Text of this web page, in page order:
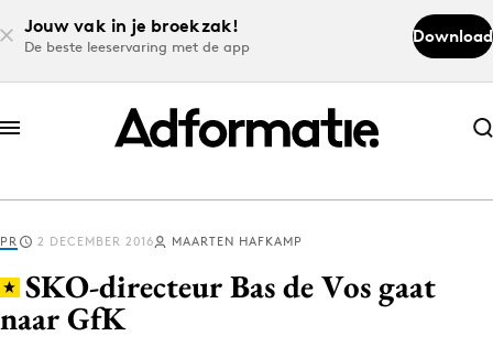
Jouw vak in je broekzak!
De beste leeservaring met de app
Download
Abonneer nu
Abonneer nu
Log in
PR 2 DECEMBER 2016 MAARTEN HAFKAMP
SKO-directeur Bas de Vos gaat
naar GfK